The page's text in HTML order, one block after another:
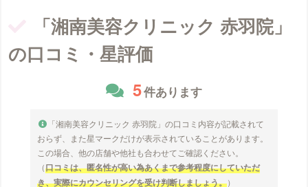
「湘南美容クリニック 赤羽院」
の口コミ・星評価
5件あります
「湘南美容クリニック 赤羽院」の口コミ内容が記載されて
おらず、また星マークだけが表示されていることがあります。
この場合、他の店舗や他社も合わせてご確認ください。
（口コミは、匿名性が高い為あくまで参考程度にしていただ
き、実際にカウンセリングを受け判断しましょう。）